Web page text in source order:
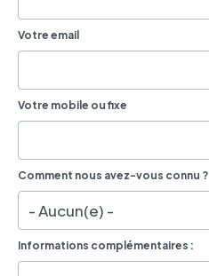
Votre email
Votre mobile ou fixe
Comment nous avez-vous connu ?
Informations complémentaires :